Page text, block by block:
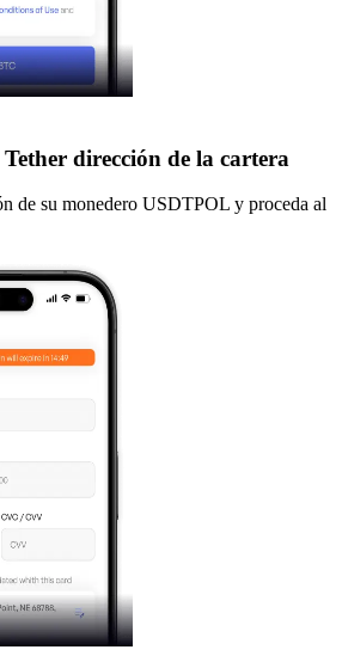
Tether dirección de la cartera
de su monedero USDTPOL y proceda al